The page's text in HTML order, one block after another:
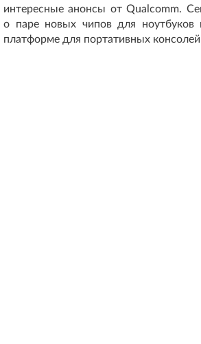
интересные анонсы от Qualcomm.
о паре новых чипов для ноутбуков
платформе для портативных